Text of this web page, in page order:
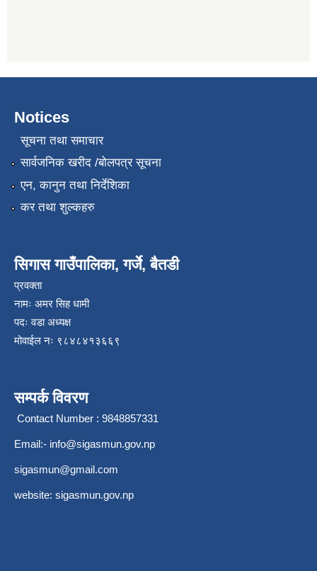
Notices
सूचना तथा समाचार
सार्वजनिक खरीद /बोलपत्र सूचना
एन, कानुन तथा निर्देशिका
कर तथा शुल्कहरु
सिगास गाउँपालिका, गर्जे, बैतडी
प्रवक्ता
नामः अमर सिह धामी
पदः वडा अध्यक्ष
मोवाईल न‌ः ९८४८४१३६६९
सम्पर्क विवरण
Contact Number : 9848857331
Email:- info@sigasmun.gov.np
sigasmun@gmail.com
website: sigasmun.gov.np